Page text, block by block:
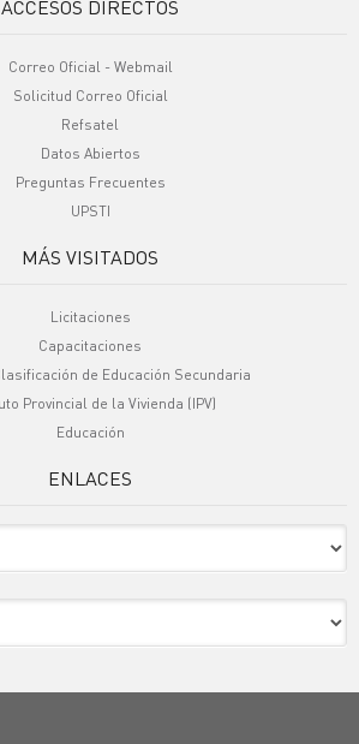
ACCESOS DIRECTOS
Correo Oficial - Webmail
Solicitud Correo Oficial
Refsatel
Datos Abiertos
Preguntas Frecuentes
UPSTI
MÁS VISITADOS
Licitaciones
Capacitaciones
de Educación Secundaria
Provincial de la Vivienda (IPV)
Educación
ENLACES